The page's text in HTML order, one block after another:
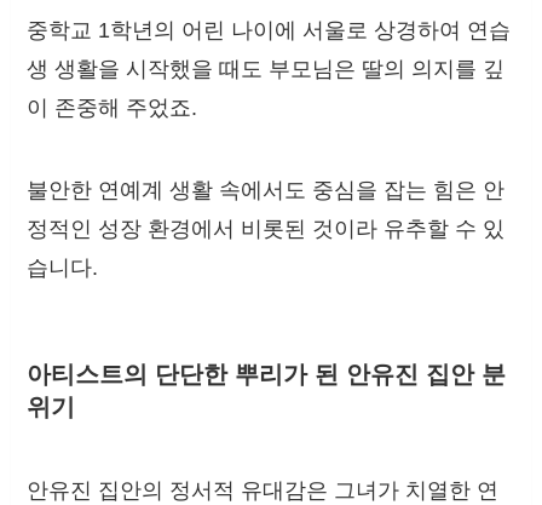
중학교 1학년의 어린 나이에 서울로 상경하여 연습
생 생활을 시작했을 때도 부모님은 딸의 의지를 깊
이 존중해 주었죠.
불안한 연예계 생활 속에서도 중심을 잡는 힘은 안
정적인 성장 환경에서 비롯된 것이라 유추할 수 있
습니다.
아티스트의 단단한 뿌리가 된 안유진 집안 분
위기
안유진 집안의 정서적 유대감은 그녀가 치열한 연